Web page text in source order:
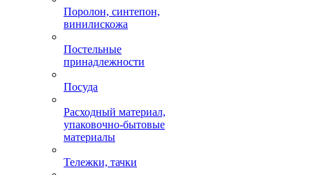
Поролон, синтепон,
винилискожа
Постельные
принадлежности
Посуда
Расходный материал,
упаковочно-бытовые
материалы
Тележки, тачки